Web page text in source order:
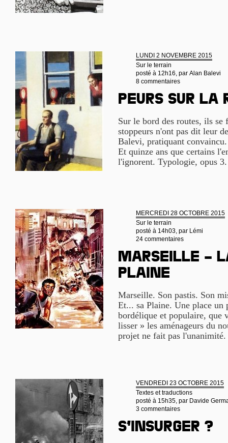
LUNDI 2 NOVEMBRE 2015
Sur le terrain
posté à 12h16, par Alan Balevi
8 commentaires
Peurs sur la
Sur le bord des routes, ils
stoppeurs n'ont pas dit leur
Balevi, pratiquant
Et quinze ans que certains
l'ignorent. Typologie, opus
MERCREDI 28 OCTOBRE 2015
Sur le terrain
posté à 14h03, par Lémi
24 commentaires
Marseille –
Plaine
Marseille. Son pastis. Son
Et... sa Plaine. Une place un
bordélique et populaire, que
lisser » les aménageurs du
projet ne fait pas l'unanimité.
VENDREDI 23 OCTOBRE 2015
Textes et traductions
posté à 15h35, par Davide
3 commentaires
S’insurger ?